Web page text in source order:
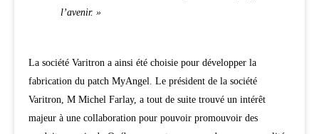
l’avenir. »
La société Varitron a ainsi été choisie pour développer la
fabrication du patch MyAngel. Le président de la société
Varitron, M Michel Farlay, a tout de suite trouvé un intérêt
majeur à une collaboration pour pouvoir promouvoir des